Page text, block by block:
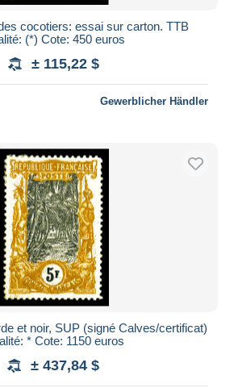
cocotiers: essai sur carton. TTB
(*) Cote: 450 euros
± 115,22 $
Gewerblicher Händler
et noir, SUP (signé Calves/certificat)
* Cote: 1150 euros
± 437,84 $